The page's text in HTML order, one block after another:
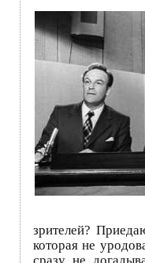
зрителей?
которая не
сразу не